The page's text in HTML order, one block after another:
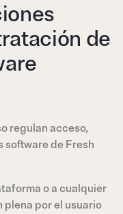
de
regulan acceso,
software de Fresh
o a cualquier
por el usuario